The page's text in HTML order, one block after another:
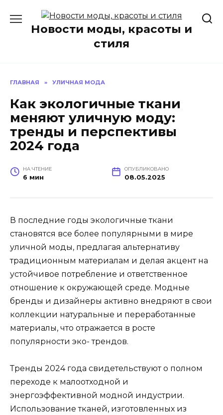
содержаниюНовости моды, красоты и
стиля
ГЛАВНАЯ » УЛИЧНАЯ МОДА
Как экологичные ткани
меняют уличную моду:
тренды и перспективы
2024 года
НА ЧТЕНИЕ
6 мин
ОПУБЛИКОВАНО
08.05.2025
В последние годы экологичные ткани
становятся все более популярными в мире
уличной моды, предлагая альтернативу
традиционным материалам и делая акцент на
устойчивое потребление и ответственное
отношение к окружающей среде. Модные
бренды и дизайнеры активно внедряют в свои
коллекции натуральные и переработанные
материалы, что отражается в росте
популярности эко- трендов.
Тренды 2024 года свидетельствуют о полном
переходе к малоотходной и
энергоэффективной модной индустрии.
Использование тканей, изготовленных из